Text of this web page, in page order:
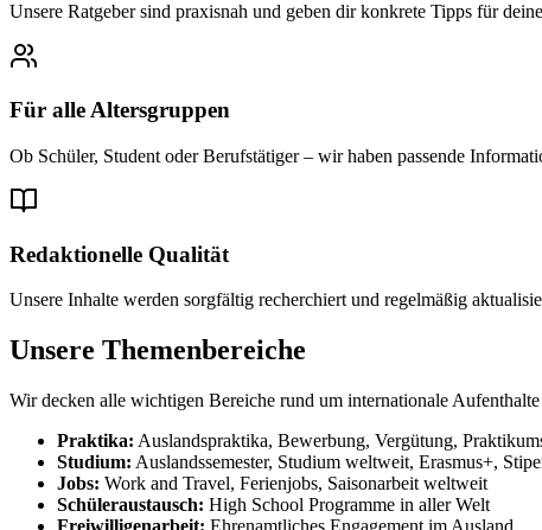
Unsere Ratgeber sind praxisnah und geben dir konkrete Tipps für
Für alle Altersgruppen
Ob Schüler, Student oder Berufstätiger – wir haben passende
Redaktionelle Qualität
Unsere Inhalte werden sorgfältig recherchiert und regelmäßig
Unsere Themenbereiche
Wir decken alle wichtigen Bereiche rund um internationale Aufenthalte
Praktika: Auslandspraktika, Bewerbung, Vergütung,
Studium: Auslandssemester, Studium weltweit, Erasmus+,
Jobs: Work and Travel, Ferienjobs, Saisonarbeit weltweit
Schüleraustausch: High School Programme in aller Welt
Freiwilligenarbeit: Ehrenamtliches Engagement im Ausland